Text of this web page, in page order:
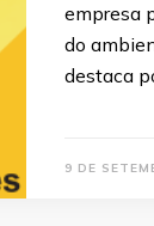
empresa
do
destaca
9 DE